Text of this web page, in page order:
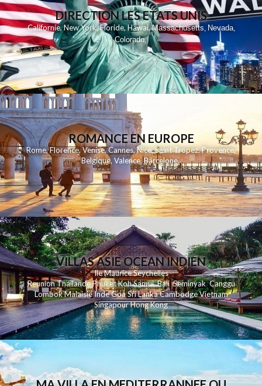
DIRECTION LES ETATS UNIS
Californie,New York,Floride,Hawai,Massachusetts, Nevada,
Colorado,
ROMANCE EN EUROPE
Rome,Florence,Venise,Cannes,Nice,Saint Tropez,Provence,
Belgique,Valence,Barcelone,
VILLAS ASIE OCEAN INDIEN
Ile MauriceSeychelles
ReunionThailandePhuketKohSamui Bali SeminyakCanggu
LombokMalaisieIndeGoaSri LankaCambodgeVietnam
SingapourHong Kong